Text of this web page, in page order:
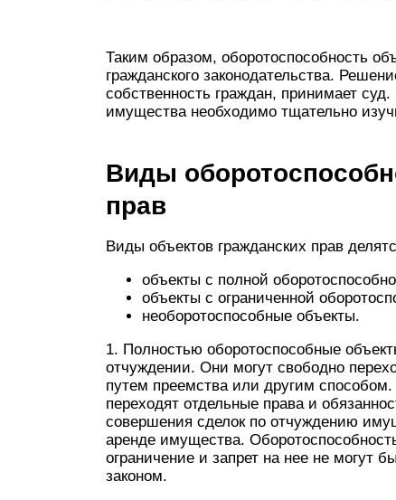
Таким образом, оборотоспособность
гражданского законодательства.
собственность граждан, принимает
имущества необходимо тщательно
Виды
прав
Виды объектов гражданских прав
объекты с полной
объекты с ограниченной
необоротоспособные объекты.
1. Полностью оборотоспособные
отчуждении. Они могут свободно
путем преемства или другим
переходят отдельные права и
совершения сделок по отчуждению
аренде имущества.
ограничение и запрет на нее не могут
законом.